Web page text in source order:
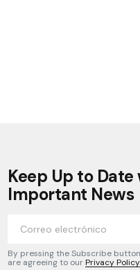
Keep Up to
Important News
By pressing the Subscribe
are agreeing to ourPrivacy Policy